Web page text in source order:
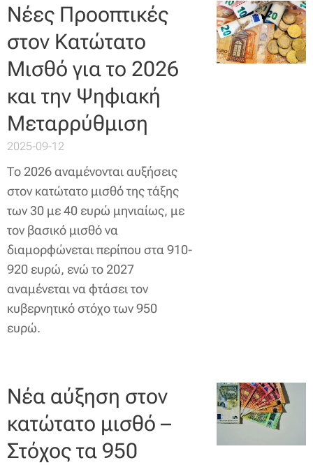
Νέες Προοπτικές
στον Κατώτατο
Μισθό για το 2026
και την Ψηφιακή
Μεταρρύθμιση
2025-09-12
Το 2026 αναμένονται αυξήσεις
στον κατώτατο μισθό της τάξης
των 30 με 40 ευρώ μηνιαίως, με
τον βασικό μισθό να
διαμορφώνεται περίπου στα 910-
920 ευρώ, ενώ το 2027
αναμένεται να φτάσει τον
κυβερνητικό στόχο των 950
ευρώ.
Νέα αύξηση στον
κατώτατο μισθό –
Στόχος τα 950